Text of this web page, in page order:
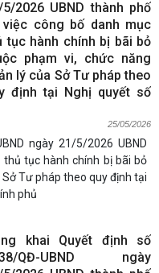
5/2026 UBND thành phố
việc công bố danh mục
tục hành chính bị bãi bỏ
phạm vi, chức năng
lý của Sở Tư pháp theo
định tại Nghị quyết số
25/05/2026
ngày 21/5/2026 UBND
tục hành chính bị bãi bỏ
Tư pháp theo quy định tại
phủ
khai Quyết định số
QĐ-UBND ngày